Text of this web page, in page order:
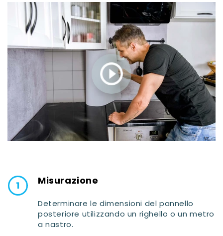
Misurazione
Determinare le dimensioni del pannello
posteriore utilizzando un righello o un metro
a nastro.